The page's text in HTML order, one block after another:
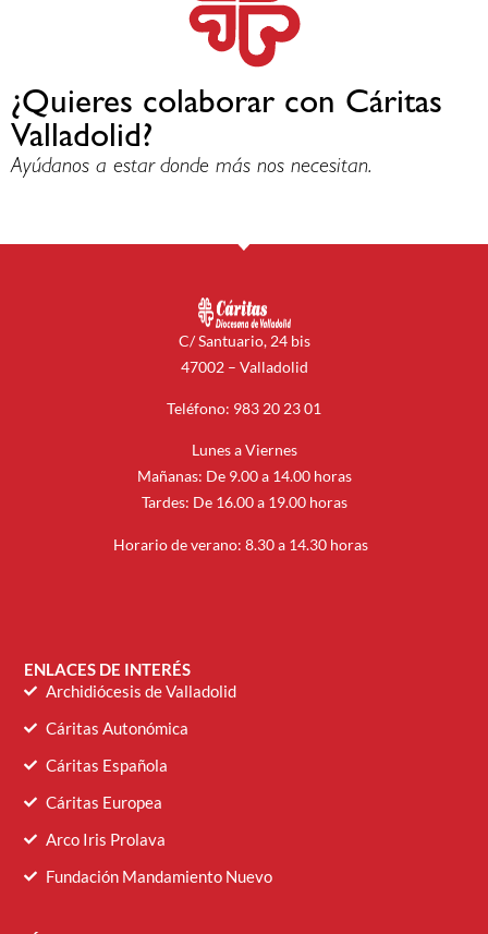
¿Quieres colaborar con Cáritas
Valladolid?
Ayúdanos a estar donde más nos necesitan.
C/ Santuario, 24 bis
47002 – Valladolid
Teléfono: 983 20 23 01
Lunes a Viernes
Mañanas: De 9.00 a 14.00 horas
Tardes: De 16.00 a 19.00 horas
Horario de verano: 8.30 a 14.30 horas
ENLACES DE INTERÉS
Archidiócesis de Valladolid
Cáritas Autonómica
Cáritas Española
Cáritas Europea
Arco Iris Prolava
Fundación Mandamiento Nuevo